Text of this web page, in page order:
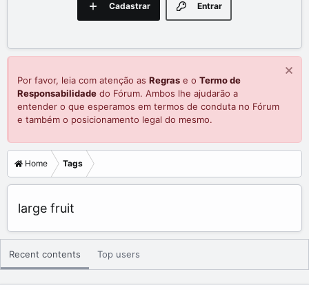
Entrar
Cadastrar
Por favor, leia com atenção as Regras e o Termo de
Responsabilidade do Fórum. Ambos lhe ajudarão a
entender o que esperamos em termos de conduta no Fórum
e também o posicionamento legal do mesmo.
Home Tags
large fruit
Recent contents Top users